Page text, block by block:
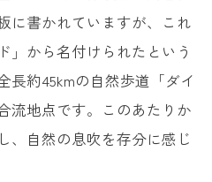
に書かれていますが、これ
」から名付けられたという
長約45kmの自然歩道「ダイ
流地点です。このあたりか
、自然の息吹を存分に感じ